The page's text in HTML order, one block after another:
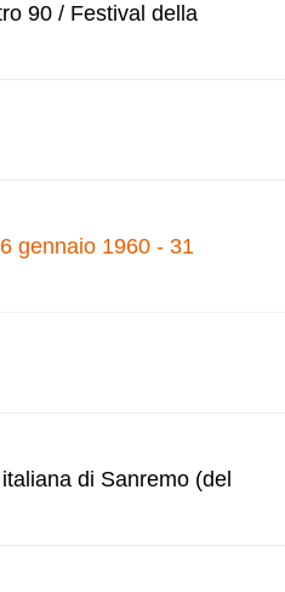
90 / Festival della
gennaio 1960 - 31
di Sanremo (del